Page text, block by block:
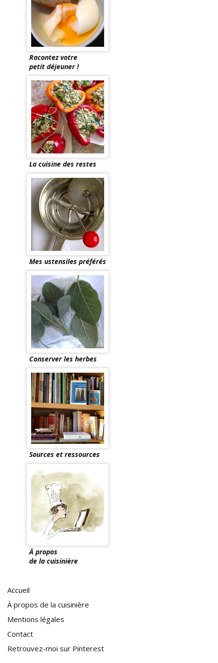
Racontez votre
petit déjeuner !
La cuisine des restes
Mes ustensiles préférés
Conserver les herbes
Sources et ressources
À propos
de la cuisinière
Accueil
À propos de la cuisinière
Mentions légales
Contact
Retrouvez-moi sur Pinterest